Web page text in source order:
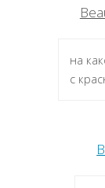
на
с